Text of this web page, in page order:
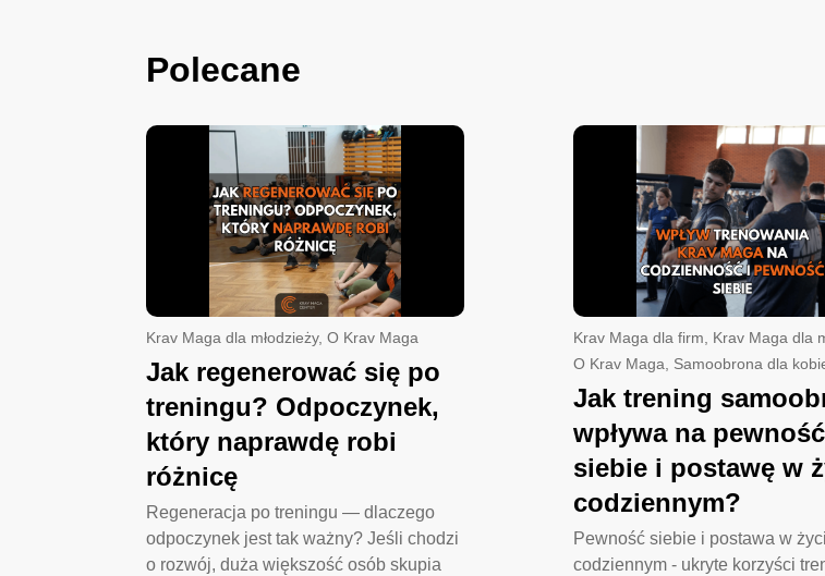
Polecane
Krav Maga dla młodzieży,O Krav Maga
Jak regenerować się po
treningu? Odpoczynek,
który naprawdę robi
różnicę
Regeneracja po treningu — dlaczego
odpoczynek jest tak ważny? Jeśli chodzi
o rozwój, duża większość osób skupia
Krav Maga dla firm Krav Maga dla
O Krav Maga
Samoobrona dla
Jak trening
wpływa na pewność
siebie i postawę w
codziennym?
Pewność siebie i postawa w
codziennym - ukryte korzyści